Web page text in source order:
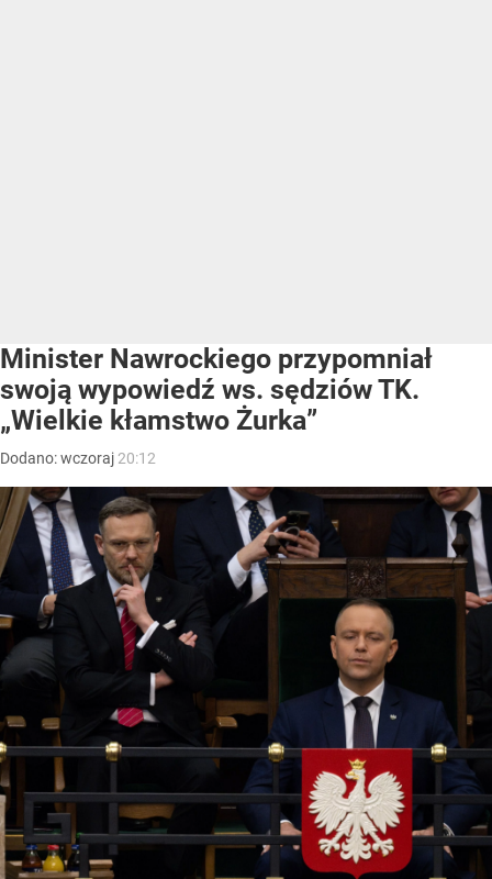
Minister Nawrockiego przypomniał
swoją wypowiedź ws. sędziów TK.
„Wielkie kłamstwo Żurka”
Dodano:wczoraj 20:12